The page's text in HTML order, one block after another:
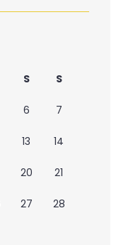
S S
6 7
13 14
20 21
27 28